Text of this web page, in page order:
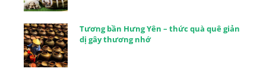
Tương bần Hưng Yên – thức quà quê giản
dị gây thương nhớ